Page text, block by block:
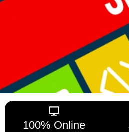
100% Online